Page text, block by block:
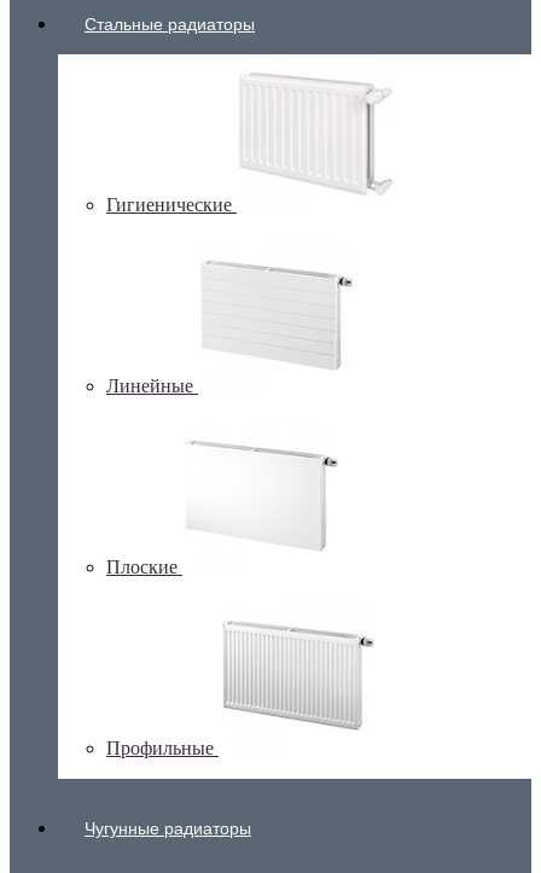
Стальные радиаторы
Гигиенические
Линейные
Плоские
Профильные
Чугунные радиаторы